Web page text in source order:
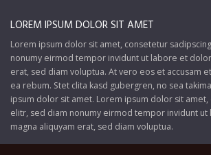
LOREM IPSUM DOLOR SIT AMET
Lorem ipsum dolor sit amet, consetetur
nonumy eirmod tempor invidunt ut labore et
erat, sed diam voluptua. At vero eos et accusam
ea rebum. Stet clita kasd gubergren, no sea
ipsum dolor sit amet. Lorem ipsum dolor sit
elitr, sed diam nonumy eirmod tempor invidunt
magna aliquyam erat, sed diam voluptua.